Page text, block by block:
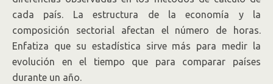
cada país. La estructura de la economía y la
composición sectorial afectan el número de horas.
Enfatiza que su estadística sirve más para medir la
evolución en el tiempo que para comparar países
durante un año.